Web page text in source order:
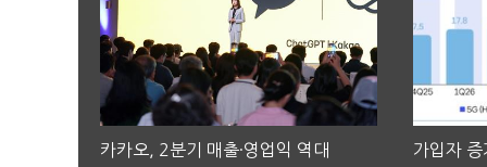
카카오, 2분기 매출·영업익 역대
가입자